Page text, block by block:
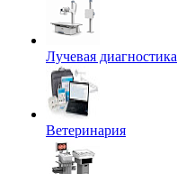
Лучевая диагностика
Ветеринария